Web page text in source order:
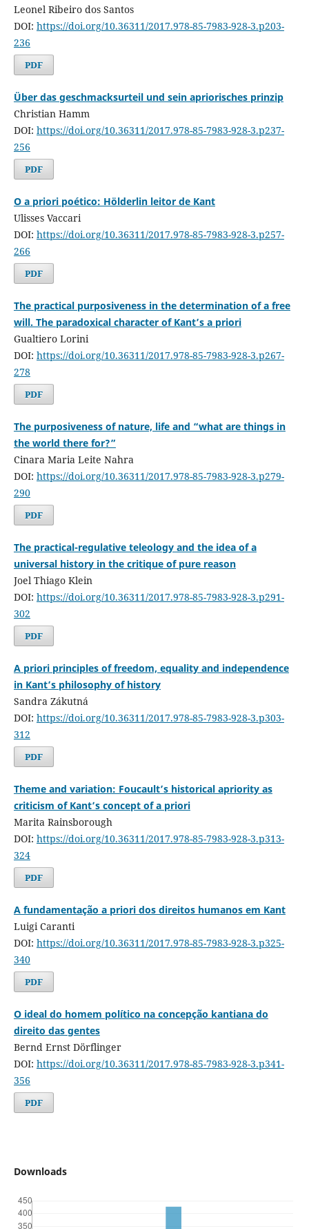
Leonel Ribeiro dos Santos
DOI: https://doi.org/10.36311/2017.978-85-7983-928-3.p203-
236
PDF
Über das geschmacksurteil und sein apriorisches prinzip
Christian Hamm
DOI: https://doi.org/10.36311/2017.978-85-7983-928-3.p237-
256
PDF
O a priori poético: Hölderlin leitor de Kant
Ulisses Vaccari
DOI: https://doi.org/10.36311/2017.978-85-7983-928-3.p257-
266
PDF
The practical purposiveness in the determination of a free
will. The paradoxical character of Kant’s a priori
Gualtiero Lorini
DOI: https://doi.org/10.36311/2017.978-85-7983-928-3.p267-
278
PDF
The purposiveness of nature, life and “what are things in
the world there for?”
Cinara Maria Leite Nahra
DOI: https://doi.org/10.36311/2017.978-85-7983-928-3.p279-
290
PDF
The practical-regulative teleology and the idea of a
universal history in the critique of pure reason
Joel Thiago Klein
DOI: https://doi.org/10.36311/2017.978-85-7983-928-3.p291-
302
PDF
A priori principles of freedom, equality and independence
in Kant’s philosophy of history
Sandra Zákutná
DOI: https://doi.org/10.36311/2017.978-85-7983-928-3.p303-
312
PDF
Theme and variation: Foucault’s historical apriority as
criticism of Kant’s concept of a priori
Marita Rainsborough
DOI: https://doi.org/10.36311/2017.978-85-7983-928-3.p313-
324
PDF
A fundamentação a priori dos direitos humanos em Kant
Luigi Caranti
DOI: https://doi.org/10.36311/2017.978-85-7983-928-3.p325-
340
PDF
O ideal do homem político na concepção kantiana do
direito das gentes
Bernd Ernst Dörflinger
DOI: https://doi.org/10.36311/2017.978-85-7983-928-3.p341-
356
PDF
Downloads